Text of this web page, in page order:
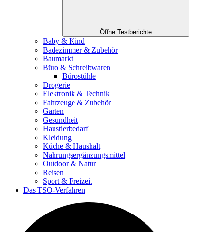
Öffne Testberichte
Baby & Kind
Badezimmer & Zubehör
Baumarkt
Büro & Schreibwaren
Bürostühle
Drogerie
Elektronik & Technik
Fahrzeuge & Zubehör
Garten
Gesundheit
Haustierbedarf
Kleidung
Küche & Haushalt
Nahrungsergänzungsmittel
Outdoor & Natur
Reisen
Sport & Freizeit
Das TSO-Verfahren